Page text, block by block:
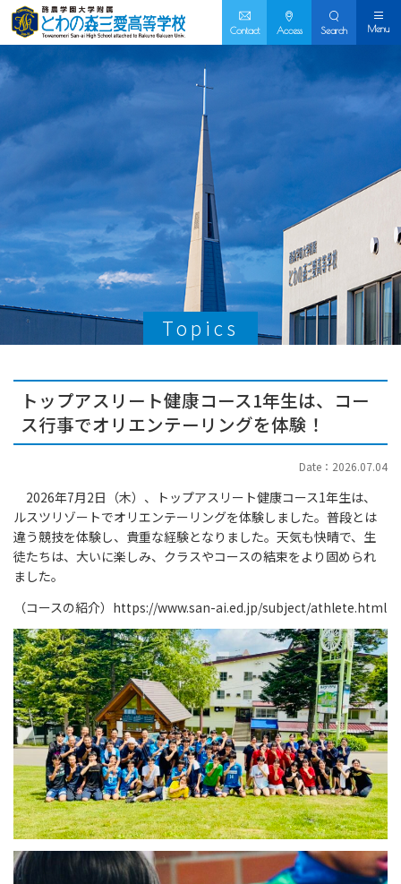
Contact Access Search Menu
Topics
トップアスリート健康コース1年生は、コー
ス行事でオリエンテーリングを体験！
Date：2026.07.04
2026年7月2日（木）、トップアスリート健康コース1年生は、
ルスツリゾートでオリエンテーリングを体験しました。普段とは
違う競技を体験し、貴重な経験となりました。天気も快晴で、生
徒たちは、大いに楽しみ、クラスやコースの結束をより固められ
ました。
（コースの紹介） https://www.san-ai.ed.jp/subject/athlete.html